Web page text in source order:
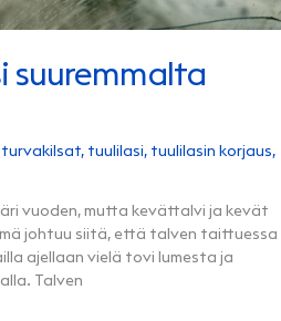
suuremmalta
turvakilsat, tuulilasi, tuulilasin korjaus,
vuoden, mutta kevättalvi ja kevät
johtuu siitä, että talven taittuessa
ajellaan vielä tovi lumesta ja
Talven